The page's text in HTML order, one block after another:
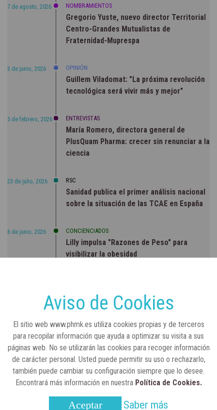
7 de agosto, 2026 NOMBRAMIENTOS
Gregorio Yuste, nuevo director Territorial
Centro-Grandes Mutualistas de
Fraternidad-Muprespa
3 de junio, 2026 OPINIÓN
Guillem Viladomat: "La próxima revolución
tecnológica será vivir más y mejor"
5 de febrero, 2026 ENTREVISTAS
María Romero, directora general de
PlusQuam Pharma: crecer sin renunciar a la
ciencia
23 de julio, 2026 RSC
Sanidad publica el primer análisis nacional
sobre la situación de las TCAE en España
6 de junio, 2026 CONCIENCIADOS
Lilly impulsa "Razones de Peso" para
visibilizar la obesidad
Real Academia Nacional de Farmacia: un
laboratorio de ideas que se ha adaptado a
Aviso de Cookies
El sitio web www.phmk.es utiliza cookies propias y de terceros
para recopilar información que ayuda a optimizar su visita a sus
páginas web. No se utilizarán las cookies para recoger información
de carácter personal. Usted puede permitir su uso o rechazarlo,
también puede cambiar su configuración siempre que lo desee.
Encontrará más información en nuestra Política de Cookies.
Aceptar Saber más